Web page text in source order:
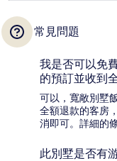
常見問題
我是否可以免
的預訂並收到
可以，寬敞別墅
全額退款的客房
消即可。詳細的
此別墅是否有